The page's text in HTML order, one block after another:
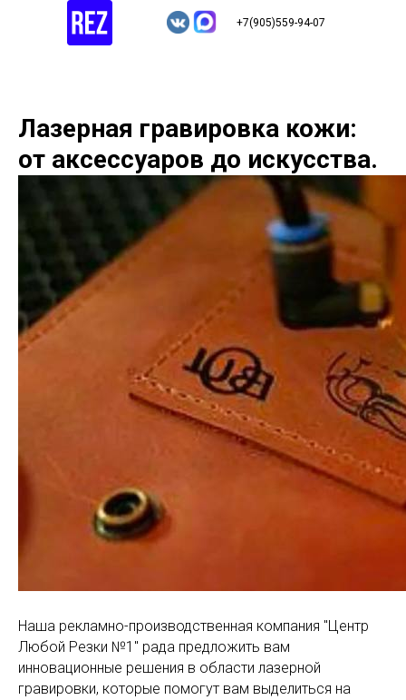
+7(905)559-94-07
Лазерная гравировка кожи:
от аксессуаров до искусства.
Наша рекламно-производственная компания "Центр
Любой Резки №1" рада предложить вам
инновационные решения в области лазерной
гравировки, которые помогут вам выделиться на